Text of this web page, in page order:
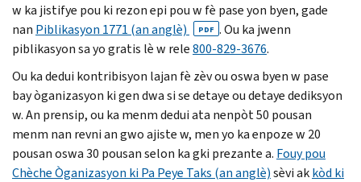
w ka jistifye pou ki rezon epi pou w fè pase yon byen, gade
nan Piblikasyon 1771 (an anglè) PDF . Ou ka jwenn
piblikasyon sa yo gratis lè w rele800-829-3676.
Ou ka dedui kontribisyon lajan fè zèv ou oswa byen w pase
bay òganizasyon ki gen dwa si se detaye ou detaye dediksyon
w. An prensip, ou ka menm dedui ata nenpòt 50 pousan
menm nan revni an gwo ajiste w, men yo ka enpoze w 20
pousan oswa 30 pousan selon ka gki prezante a. Fouy pou
Chèche Òganizasyon ki Pa Peye Taks (an anglè)sèvi akkòd ki